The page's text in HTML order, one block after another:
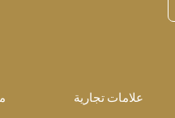
علامات تجارية